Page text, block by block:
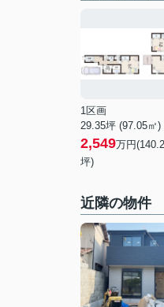
1区画
29.35坪 (97.05㎡)
2,549万円
坪)
近隣の物件